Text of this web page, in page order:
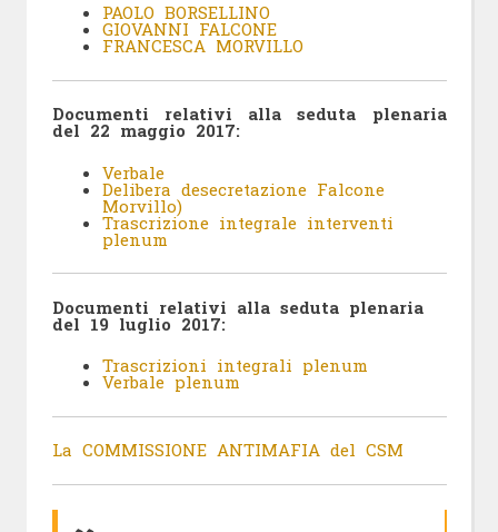
PAOLO BORSELLINO
GIOVANNI FALCONE
FRANCESCA MORVILLO
Documenti relativi alla seduta plenaria
del 22 maggio 2017:
Verbale
Delibera desecretazione Falcone
Morvillo)
Trascrizione integrale interventi
plenum
Documenti relativi alla seduta plenaria
del 19 luglio 2017:
Trascrizioni integrali plenum
Verbale plenum
La COMMISSIONE ANTIMAFIA del CSM